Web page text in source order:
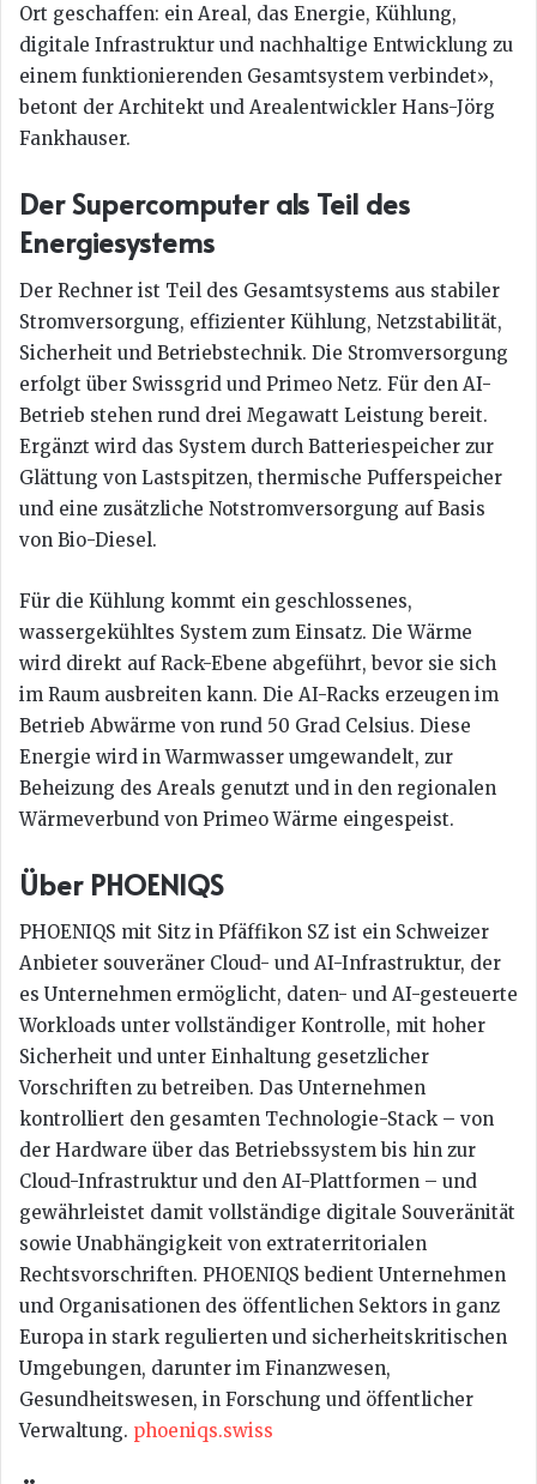
Ort geschaffen: ein Areal, das Energie, Kühlung,
digitale Infrastruktur und nachhaltige Entwicklung zu
einem funktionierenden Gesamtsystem verbindet»,
betont der Architekt und Arealentwickler Hans-Jörg
Fankhauser.
Der Supercomputer als Teil des
Energiesystems
Der Rechner ist Teil des Gesamtsystems aus stabiler
Stromversorgung, effizienter Kühlung, Netzstabilität,
Sicherheit und Betriebstechnik. Die Stromversorgung
erfolgt über Swissgrid und Primeo Netz. Für den AI-
Betrieb stehen rund drei Megawatt Leistung bereit.
Ergänzt wird das System durch Batteriespeicher zur
Glättung von Lastspitzen, thermische Pufferspeicher
und eine zusätzliche Notstromversorgung auf Basis
von Bio-Diesel.
Für die Kühlung kommt ein geschlossenes,
wassergekühltes System zum Einsatz. Die Wärme
wird direkt auf Rack-Ebene abgeführt, bevor sie sich
im Raum ausbreiten kann. Die AI-Racks erzeugen im
Betrieb Abwärme von rund 50 Grad Celsius. Diese
Energie wird in Warmwasser umgewandelt, zur
Beheizung des Areals genutzt und in den regionalen
Wärmeverbund von Primeo Wärme eingespeist.
Über PHOENIQS
PHOENIQS mit Sitz in Pfäffikon SZ ist ein Schweizer
Anbieter souveräner Cloud- und AI-Infrastruktur, der
es Unternehmen ermöglicht, daten- und AI-gesteuerte
Workloads unter vollständiger Kontrolle, mit hoher
Sicherheit und unter Einhaltung gesetzlicher
Vorschriften zu betreiben. Das Unternehmen
kontrolliert den gesamten Technologie-Stack – von
der Hardware über das Betriebssystem bis hin zur
Cloud-Infrastruktur und den AI-Plattformen – und
gewährleistet damit vollständige digitale Souveränität
sowie Unabhängigkeit von extraterritorialen
Rechtsvorschriften. PHOENIQS bedient Unternehmen
und Organisationen des öffentlichen Sektors in ganz
Europa in stark regulierten und sicherheitskritischen
Umgebungen, darunter im Finanzwesen,
Gesundheitswesen, in Forschung und öffentlicher
Verwaltung. phoeniqs.swiss